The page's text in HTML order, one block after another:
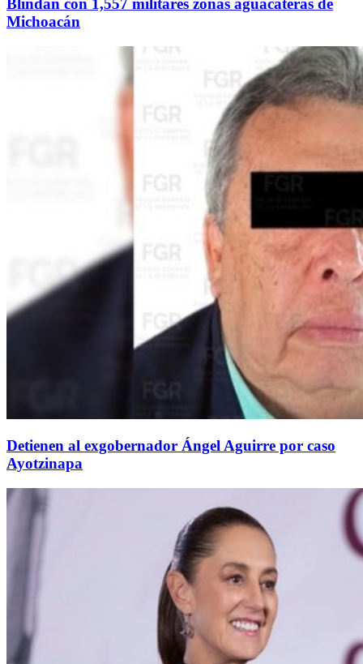
Blindan con 1,557 militares zonas aguacateras de
Michoacán
Detienen al exgobernador Ángel Aguirre por caso
Ayotzinapa